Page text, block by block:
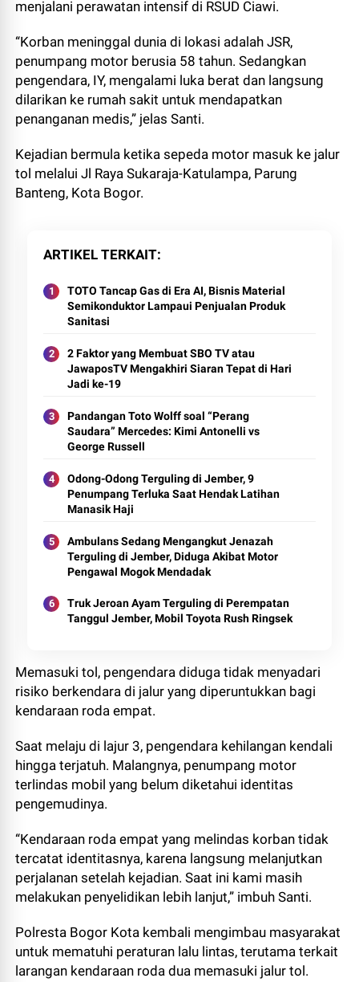
menjalani perawatan intensif di RSUD Ciawi.
“Korban meninggal dunia di lokasi adalah JSR,
penumpang motor berusia 58 tahun. Sedangkan
pengendara, IY, mengalami luka berat dan langsung
dilarikan ke rumah sakit untuk mendapatkan
penanganan medis,” jelas Santi.
Kejadian bermula ketika sepeda motor masuk ke jalur
tol melalui Jl Raya Sukaraja-Katulampa, Parung
Banteng, Kota Bogor.
ARTIKEL TERKAIT
TOTO Tancap Gas di Era AI, Bisnis Material
Semikonduktor Lampaui Penjualan Produk
Sanitasi
2 Faktor yang Membuat SBO TV atau
JawaposTV Mengakhiri Siaran Tepat di Hari
Jadi ke-19
Pandangan Toto Wolff soal “Perang
Saudara” Mercedes: Kimi Antonelli vs
George Russell
Odong-Odong Terguling di Jember, 9
Penumpang Terluka Saat Hendak Latihan
Manasik Haji
Ambulans Sedang Mengangkut Jenazah
Terguling di Jember, Diduga Akibat Motor
Pengawal Mogok Mendadak​
Truk Jeroan Ayam Terguling di Perempatan
Tanggul Jember, Mobil Toyota Rush Ringsek
Memasuki tol, pengendara diduga tidak menyadari
risiko berkendara di jalur yang diperuntukkan bagi
kendaraan roda empat.
Saat melaju di lajur 3, pengendara kehilangan kendali
hingga terjatuh. Malangnya, penumpang motor
terlindas mobil yang belum diketahui identitas
pengemudinya.
“Kendaraan roda empat yang melindas korban tidak
tercatat identitasnya, karena langsung melanjutkan
perjalanan setelah kejadian. Saat ini kami masih
melakukan penyelidikan lebih lanjut,” imbuh Santi.
Polresta Bogor Kota kembali mengimbau masyarakat
untuk mematuhi peraturan lalu lintas, terutama terkait
larangan kendaraan roda dua memasuki jalur tol.